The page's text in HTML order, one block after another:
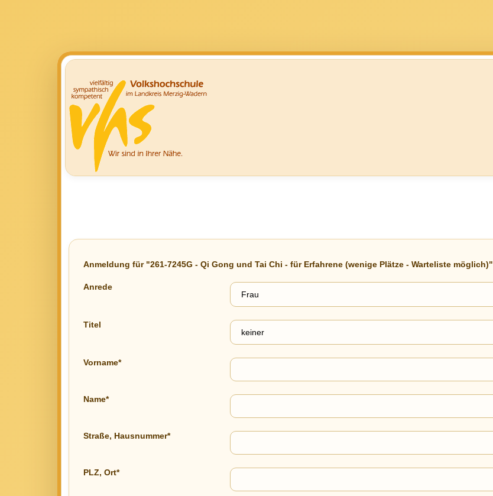
Anmeldung für "261-7245G - Qi Gong und Tai Chi - für Erfahrene (wenige Plätze - Warteliste möglich)"
Anrede
Titel
Vorname*
Name*
Straße, Hausnummer*
PLZ, Ort*